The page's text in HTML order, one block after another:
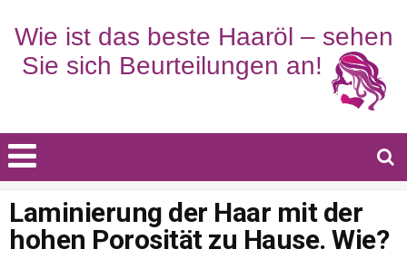
Laminierung der Haar mit der
hohen Porosität zu Hause. Wie?